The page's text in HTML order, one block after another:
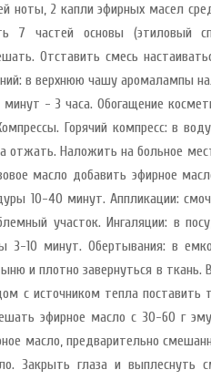
ноты, 2 капли эфирных масел
частей основы (этиловый
Отставить смесь
в верхнюю чашу аромалампы
- 3 часа. Обогащение
Горячий компресс: в
отжать. Наложить на больное
масло добавить эфирное
10-40 минут. Аппликации:
участок. Ингаляции: в
3-10 минут. Обертывания: в
и плотно завернуться в
с источником тепла поставить
эфирное масло с 30-60 г
масло, предварительно
Закрыть глаза и выплеснуть